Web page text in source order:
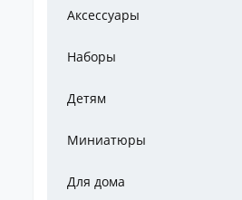
Аксессуары
Наборы
Детям
Миниатюры
Для дома